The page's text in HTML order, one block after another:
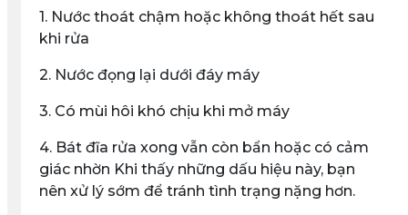
1. Nước thoát chậm hoặc không thoát hết sau
khi rửa
2. Nước đọng lại dưới đáy máy
3. Có mùi hôi khó chịu khi mở máy
4. Bát đĩa rửa xong vẫn còn bẩn hoặc có cảm
giác nhờn Khi thấy những dấu hiệu này, bạn
nên xử lý sớm để tránh tình trạng nặng hơn.